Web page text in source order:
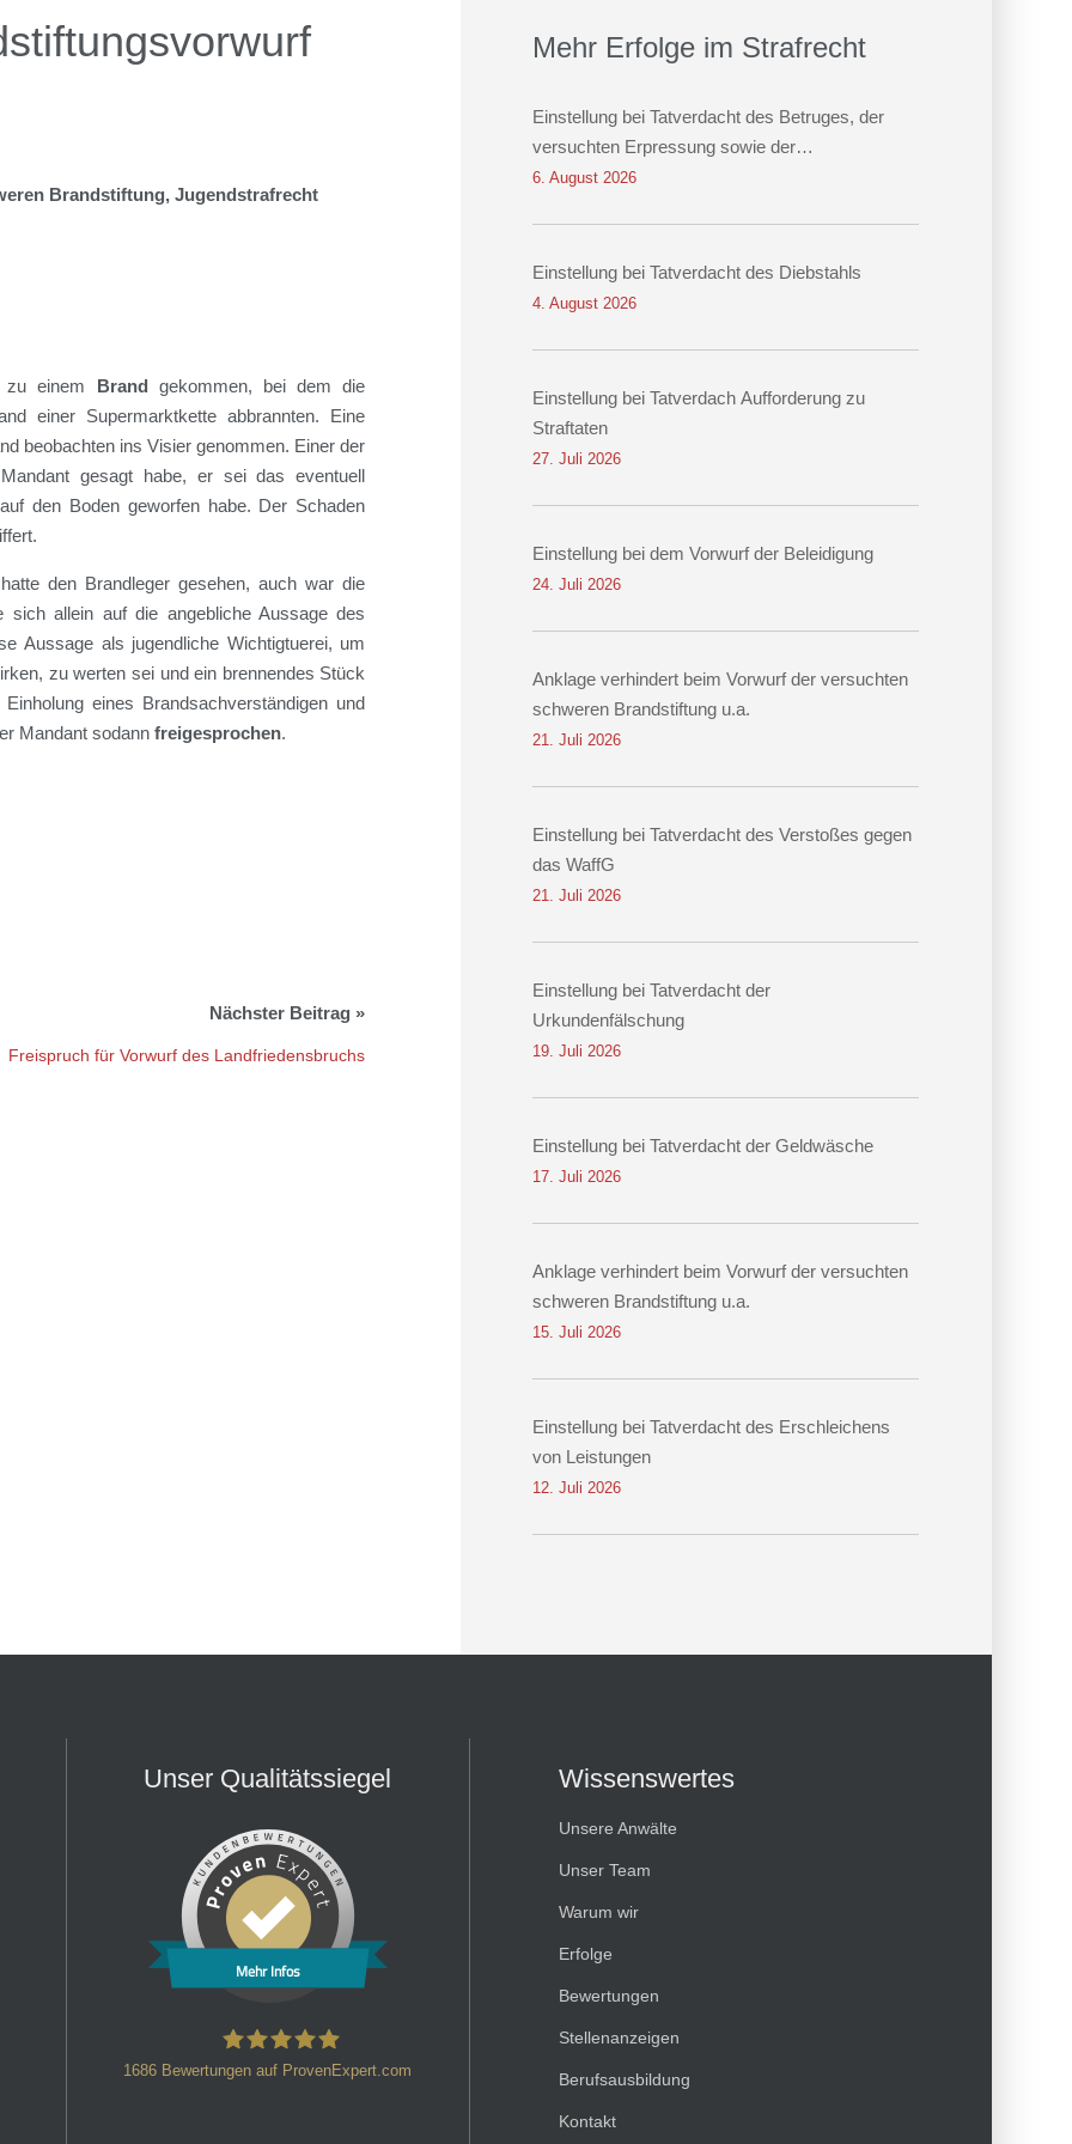
Brandstiftung, Jugendstrafrecht
zu einem Brand gekommen, bei dem die
einer Supermarktkette abbrannten. Eine
beobachten ins Visier genommen. Einer der
gesagt habe, er sei das eventuell
den Boden geworfen habe. Der Schaden
den Brandleger gesehen, auch war die
sich allein auf die angebliche Aussage des
Aussage als jugendliche Wichtigtuerei, um
zu werten sei und ein brennendes Stück
eines Brandsachverständigen und
Mandant sodann freigesprochen.
Freispruch für Vorwurf des Landfriedensbruchs
Mehr Erfolge im Strafrecht
Einstellung bei Tatverdacht des Betruges, der
versuchten Erpressung sowie der
Datenveränderung
6. August 2026
Einstellung bei Tatverdacht des Diebstahls
4. August 2026
Einstellung bei Tatverdach Aufforderung zu
Straftaten
27. Juli 2026
Einstellung bei dem Vorwurf der Beleidigung
24. Juli 2026
Anklage verhindert beim Vorwurf der versuchten
schweren Brandstiftung u.a.
21. Juli 2026
Einstellung bei Tatverdacht des Verstoßes gegen
das WaffG
21. Juli 2026
Einstellung bei Tatverdacht der
Urkundenfälschung
19. Juli 2026
Einstellung bei Tatverdacht der Geldwäsche
17. Juli 2026
Anklage verhindert beim Vorwurf der versuchten
schweren Brandstiftung u.a.
15. Juli 2026
Einstellung bei Tatverdacht des Erschleichens
von Leistungen
12. Juli 2026
Unser Qualitätssiegel
Mehr Infos
1686 Bewertungen auf ProvenExpert.com
Wissenswertes
Unsere Anwälte
Unser Team
Warum wir
Erfolge
Bewertungen
Stellenanzeigen
Berufsausbildung
Kontakt